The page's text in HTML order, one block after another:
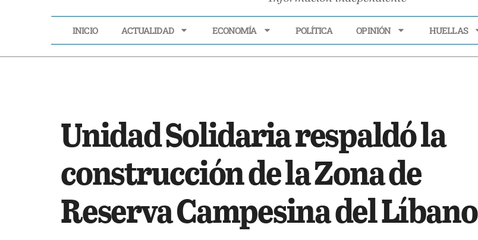
INICIO ACTUALIDAD ECONOMÍA POLÍTICA OPINIÓN HUELLAS
Unidad Solidaria respaldó la
construcción de la Zona de
Reserva Campesina del Líbano